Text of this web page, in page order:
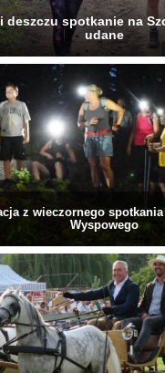
i deszczu spotkanie na
udane
z wieczornego
Wyspowego